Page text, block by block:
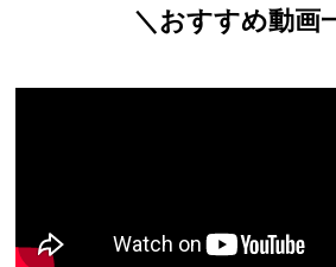
＼おすすめ動画